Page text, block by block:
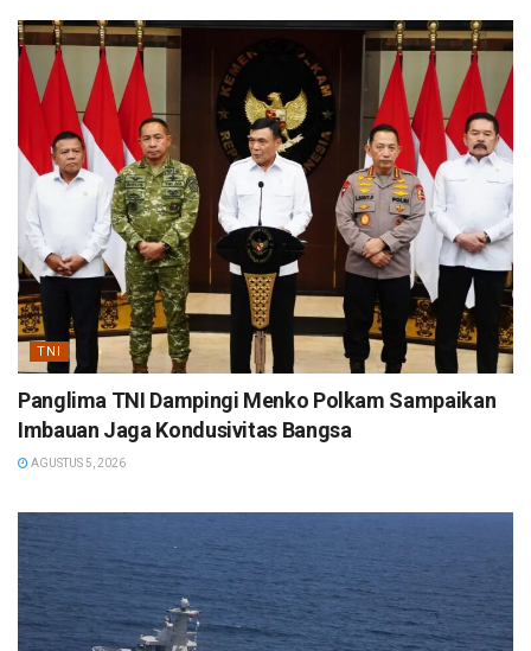
TNI
Panglima TNI Dampingi Menko Polkam Sampaikan
Imbauan Jaga Kondusivitas Bangsa
AGUSTUS 5, 2026